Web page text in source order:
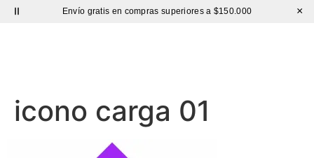
Envío gratis en compras superiores a $150.000 ×
icono carga 01